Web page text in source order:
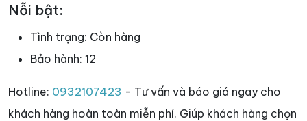
Nỗi bật:
Tình trạng: Còn hàng
Bảo hành: 12
Hotline: 0932107423 - Tư vấn và báo giá ngay cho
khách hàng hoàn toàn miễn phí. Giúp khách hàng chọn